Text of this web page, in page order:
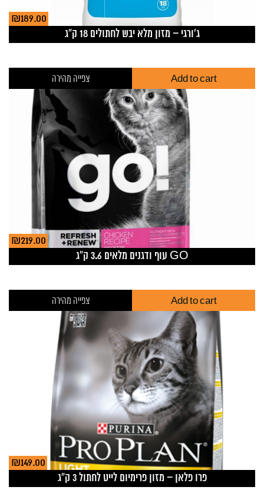
ג’ורגי – מזון מלא יבש לחתולים 18 ק”ג
₪189.00
GO עוף ודגנים מלאים 3.6 ק”ג
₪219.00
Add to cart צפייה מהירה
פרו פלאן – מזון פרימיום לייט לחתול 3 ק”ג
₪149.00
Add to cart צפייה מהירה